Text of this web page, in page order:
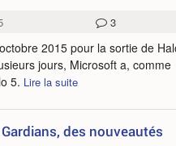
3
2015 pour la sortie de
jours, Microsoft a, comme
5. Lire la suite
des nouveautés